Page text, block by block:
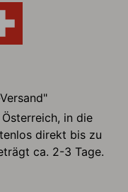
in die
direkt bis zu
ca. 2-3 Tage.